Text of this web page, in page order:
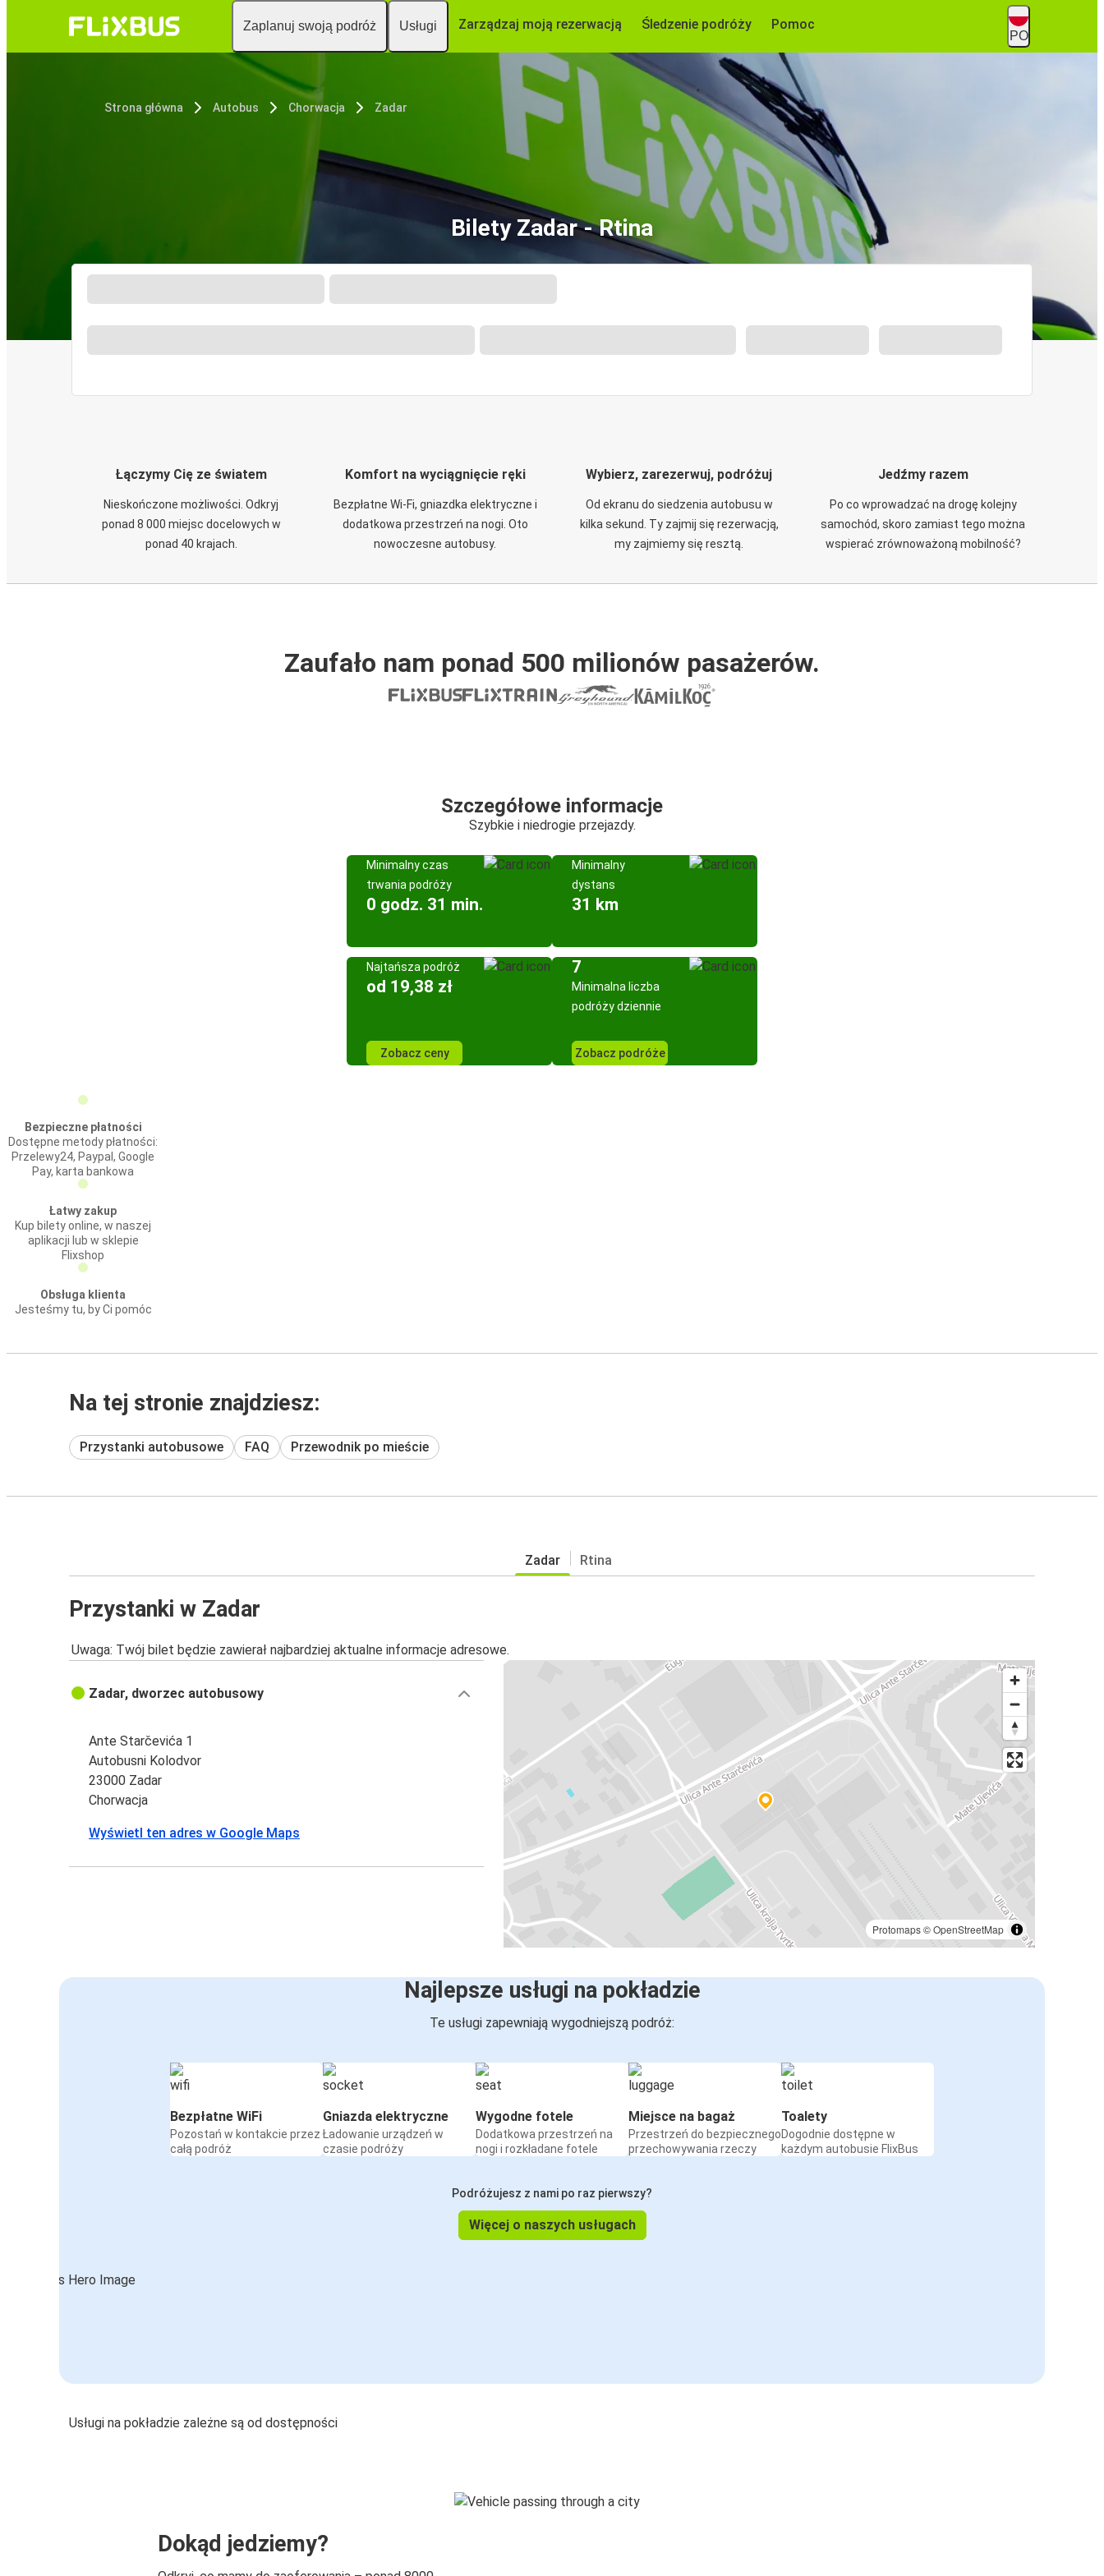
Zaplanuj swoją podróż Usługi Zarządzaj moją rezerwacją Śledzenie podróży Pomoc
PO
Strona główna Autobus Chorwacja Zadar
Bilety Zadar - Rtina
Łączymy Cię ze światem
Nieskończone możliwości. Odkryj
ponad 8 000 miejsc docelowych w
ponad 40 krajach.
Komfort na wyciągnięcie ręki
Bezpłatne Wi-Fi, gniazdka elektryczne i
dodatkowa przestrzeń na nogi. Oto
nowoczesne autobusy.
Wybierz, zarezerwuj, podróżuj
Od ekranu do siedzenia autobusu w
kilka sekund. Ty zajmij się rezerwacją,
my zajmiemy się resztą.
Jedźmy razem
Po co wprowadzać na drogę kolejny
samochód, skoro zamiast tego można
wspierać zrównoważoną mobilność?
Zaufało nam ponad 500 milionów pasażerów.
Szczegółowe informacje
Szybkie i niedrogie przejazdy.
Minimalny czas
trwania podróży
0 godz. 31 min.
Minimalny
dystans
31 km
Najtańsza podróż
od 19,38 zł
Zobacz ceny
7
Minimalna liczba
podróży dziennie
Zobacz podróże
Bezpieczne płatności
Dostępne metody płatności:
Przelewy24, Paypal, Google
Pay, karta bankowa
Łatwy zakup
Kup bilety online, w naszej
aplikacji lub w sklepie
Flixshop
Obsługa klienta
Jesteśmy tu, by Ci pomóc
Na tej stronie znajdziesz:
Przystanki autobusowe FAQ Przewodnik po mieście
Zadar Rtina
Przystanki w Zadar
Uwaga: Twój bilet będzie zawierał najbardziej aktualne informacje adresowe.
Protomaps©OpenStreetMap
Zadar, dworzec autobusowy
Ante Starčevića 1
Autobusni Kolodvor
23000 Zadar
Chorwacja
Wyświetl ten adres w Google Maps
Najlepsze usługi na pokładzie
Te usługi zapewniają wygodniejszą podróż:
Bezpłatne WiFi
Pozostań w kontakcie przez
całą podróż
Gniazda elektryczne
Ładowanie urządzeń w
czasie podróży
Wygodne fotele
Dodatkowa przestrzeń na
nogi i rozkładane fotele
Miejsce na bagaż
Przestrzeń do bezpiecznego
przechowywania rzeczy
Toalety
Dogodnie dostępne w
każdym autobusie FlixBus
Podróżujesz z nami po raz pierwszy?
Więcej o naszych usługach
Usługi na pokładzie zależne są od dostępności
Dokąd jedziemy?